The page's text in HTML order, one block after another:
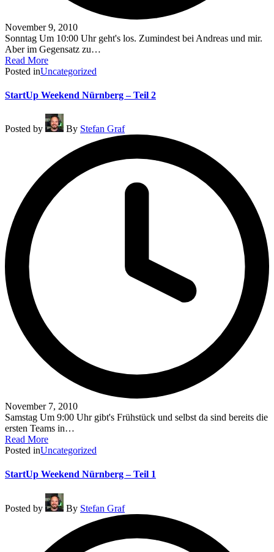
November 9, 2010
Sonntag Um 10:00 Uhr geht's los. Zumindest bei Andreas und mir.
Aber im Gegensatz zu…
Read More
Posted inUncategorized
StartUp Weekend Nürnberg – Teil 2
Posted by By Stefan Graf
November 7, 2010
Samstag Um 9:00 Uhr gibt's Frühstück und selbst da sind bereits die
ersten Teams in…
Read More
Posted inUncategorized
StartUp Weekend Nürnberg – Teil 1
Posted by By Stefan Graf